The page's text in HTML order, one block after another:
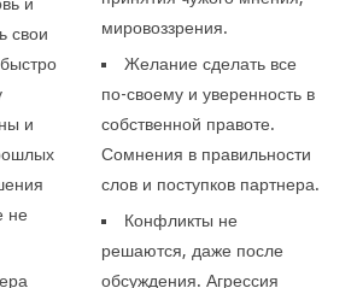
свои
и
не
мировоззрения.
Желание сделать все
по-своему и уверенность в
собственной правоте.
Сомнения в правильности
слов и поступков партнера.
Конфликты не
решаются, даже после
обсуждения. Агрессия